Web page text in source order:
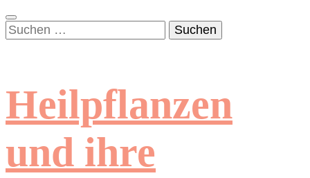
Suchen
nach:
Heilpflanzen
und ihre